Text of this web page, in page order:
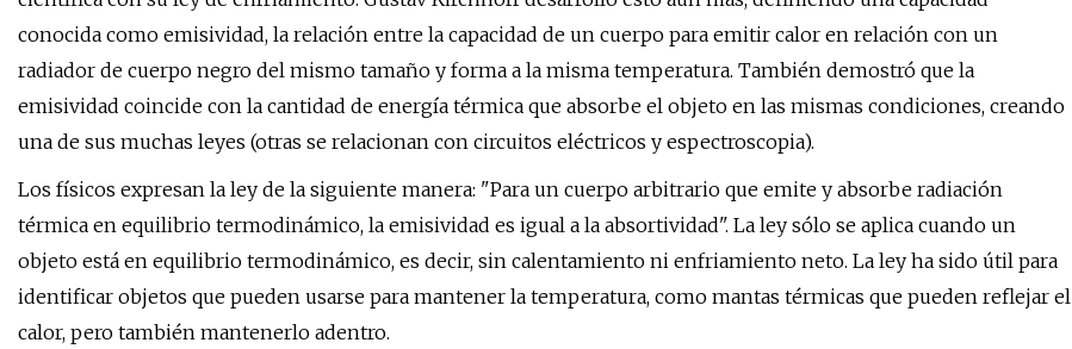
conocida como emisividad, la relación entre la capacidad de un cuerpo para emitir calor en relación con un
radiador de cuerpo negro del mismo tamaño y forma a la misma temperatura. También demostró que la
emisividad coincide con la cantidad de energía térmica que absorbe el objeto en las mismas condiciones, creando
una de sus muchas leyes (otras se relacionan con circuitos eléctricos y espectroscopia).
Los físicos expresan la ley de la siguiente manera: "Para un cuerpo arbitrario que emite y absorbe radiación
térmica en equilibrio termodinámico, la emisividad es igual a la absortividad". La ley sólo se aplica cuando un
objeto está en equilibrio termodinámico, es decir, sin calentamiento ni enfriamiento neto. La ley ha sido útil para
identificar objetos que pueden usarse para mantener la temperatura, como mantas térmicas que pueden reflejar el
calor, pero también mantenerlo adentro.